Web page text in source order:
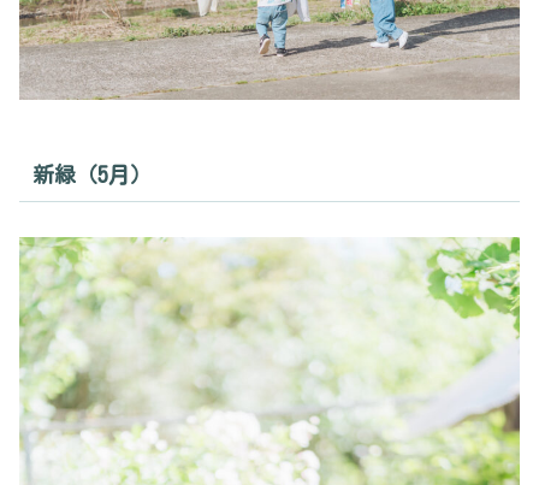
新緑（5月）